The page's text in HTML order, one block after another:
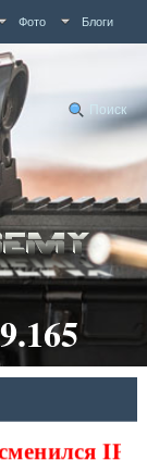
Фото Блоги
Поиск
IP